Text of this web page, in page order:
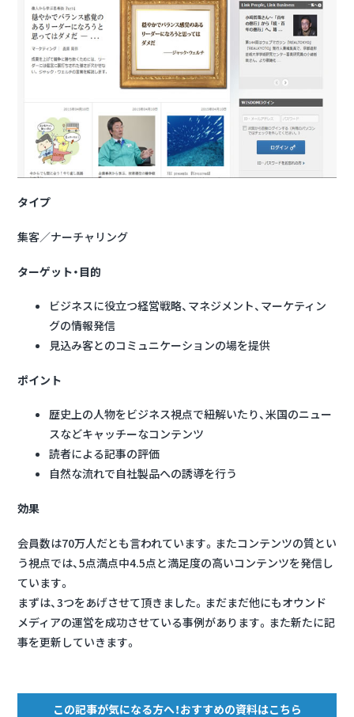
タイプ
集客／ナーチャリング
ターゲット・目的
ビジネスに役立つ経営戦略、マネジメント、マーケティン
グの情報発信
見込み客とのコミュニケーションの場を提供
ポイント
歴史上の人物をビジネス視点で紐解いたり、米国のニュー
スなどキャッチーなコンテンツ
読者による記事の評価
自然な流れで自社製品への誘導を行う
効果
会員数は70万人だとも言われています。またコンテンツの質とい
う視点では、5点満点中4.5点と満足度の高いコンテンツを発信し
ています。
まずは、3つをあげさせて頂きました。まだまだ他にもオウンド
メディアの運営を成功させている事例があります。また新たに記
事を更新していきます。
この記事が気になる方へ！おすすめの資料はこちら